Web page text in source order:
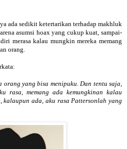
ada sedikit ketertarikan terhadap makhluk
asumsi hoax yang cukup kuat, sampai-
merasa kalau mungkin mereka memang
orang.
yang bisa menipuku. Dan tentu saja,
rasa, memang ada kemungkinan kalau
kalaupun ada, aku rasa Pattersonlah yang